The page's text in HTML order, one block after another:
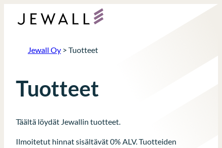
sisältöön
Jewall Oy > Tuotteet
Tuotteet
Täältä löydät Jewallin tuotteet.
Ilmoitetut hinnat sisältävät 0% ALV. Tuotteiden